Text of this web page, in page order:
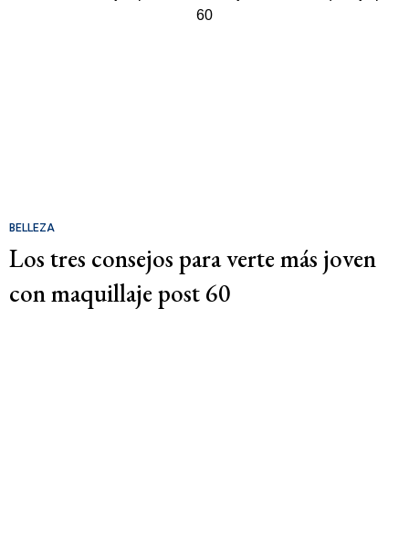
BELLEZA
Los tres consejos para verte más joven
con maquillaje post 60